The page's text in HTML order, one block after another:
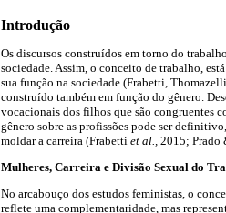
Introdução
Os discursos construídos em torno do
sociedade. Assim, o conceito de trabalho,
sua função na sociedade (Frabetti,
construído também em função do gênero.
vocacionais dos filhos que são congruentes
gênero sobre as profissões pode ser
moldar a carreira (Frabetti et al., 2015; Prado
Mulheres, Carreira e Divisão Sexual do
No arcabouço dos estudos feministas, o
reflete uma complementaridade, mas